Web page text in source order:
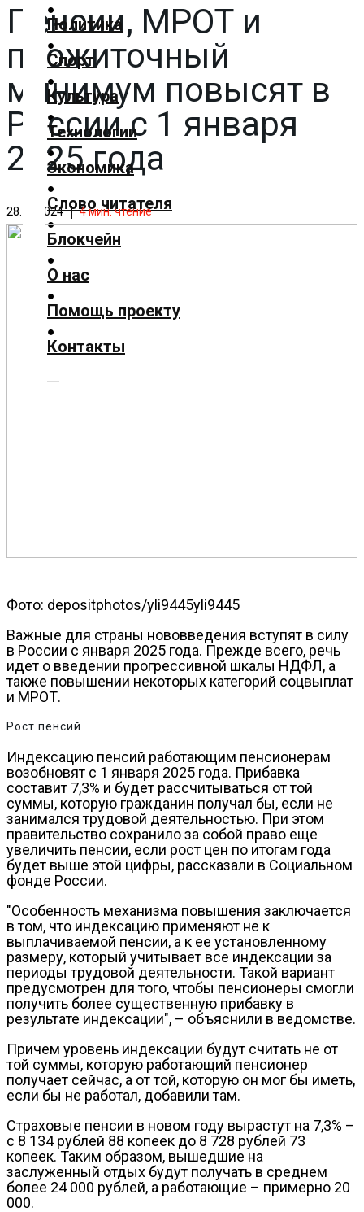
Главная
Добавить
материал
Популярные
новости
Общество
Политика
Спорт
Культура
Технологии
Экономика
Слово
Блокчейн
О
Политика
Спорт
Культура
Технологии
Экономика
Слово читателя
Блокчейн
О нас
Помощь проекту
Контакты
Пенсии, МРОТ и
прожиточный
минимум повысят в
России с 1 января
2025 года
28.12.2024 4мин. чтение
Фото: depositphotos/yli9445yli9445
Важные для страны нововведения вступят в силу
в России с января 2025 года. Прежде всего, речь
идет о введении прогрессивной шкалы НДФЛ, а
также повышении некоторых категорий соцвыплат
и МРОТ.
Рост пенсий
Индексацию пенсий работающим пенсионерам
возобновят с 1 января 2025 года. Прибавка
составит 7,3% и будет рассчитываться от той
суммы, которую гражданин получал бы, если не
занимался трудовой деятельностью. При этом
правительство сохранило за собой право еще
увеличить пенсии, если рост цен по итогам года
будет выше этой цифры, рассказали в Социальном
фонде России.
"Особенность механизма повышения заключается
в том, что индексацию применяют не к
выплачиваемой пенсии, а к ее установленному
размеру, который учитывает все индексации за
периоды трудовой деятельности. Такой вариант
предусмотрен для того, чтобы пенсионеры смогли
получить более существенную прибавку в
результате индексации", – объяснили в ведомстве.
Причем уровень индексации будут считать не от
той суммы, которую работающий пенсионер
получает сейчас, а от той, которую он мог бы иметь,
если бы не работал, добавили там.
Страховые пенсии в новом году вырастут на 7,3% –
с 8 134 рублей 88 копеек до 8 728 рублей 73
копеек. Таким образом, вышедшие на
заслуженный отдых будут получать в среднем
более 24 000 рублей, а работающие – примерно 20
000.